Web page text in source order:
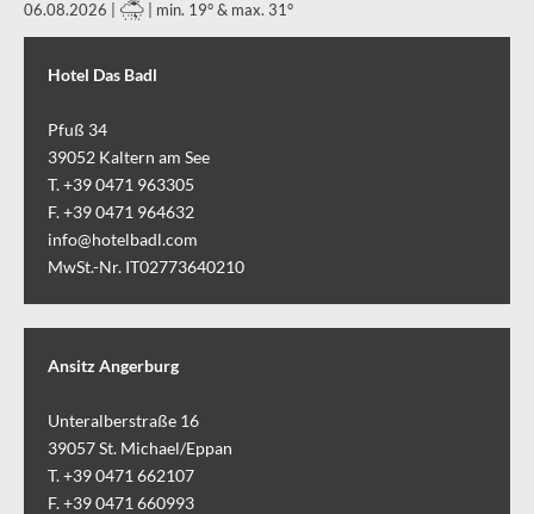
06.08.2026 |
| min. 19° & max. 31°
Hotel Das Badl
Pfuß 34
39052 Kaltern am See
T. +39 0471 963305
F. +39 0471 964632
info@hotelbadl.com
MwSt.-Nr. IT02773640210
Ansitz Angerburg
Unteralberstraße 16
39057St. Michael/Eppan
T. +39 0471 662107
F. +39 0471 660993